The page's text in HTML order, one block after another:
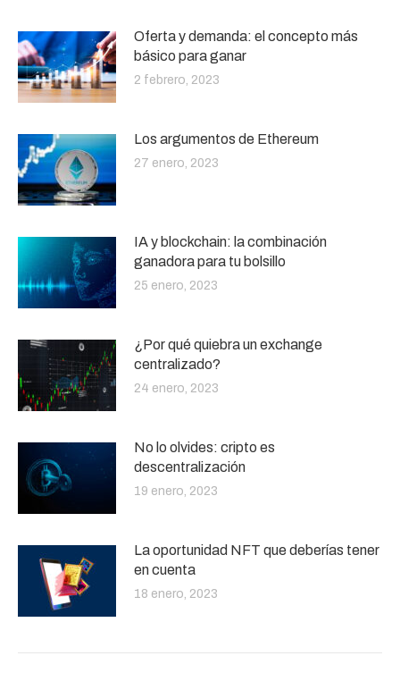
Oferta y demanda: el concepto más
básico para ganar
2 febrero, 2023
Los argumentos de Ethereum
27 enero, 2023
IA y blockchain: la combinación
ganadora para tu bolsillo
25 enero, 2023
¿Por qué quiebra un exchange
centralizado?
24 enero, 2023
No lo olvides: cripto es
descentralización
19 enero, 2023
La oportunidad NFT que deberías tener
en cuenta
18 enero, 2023